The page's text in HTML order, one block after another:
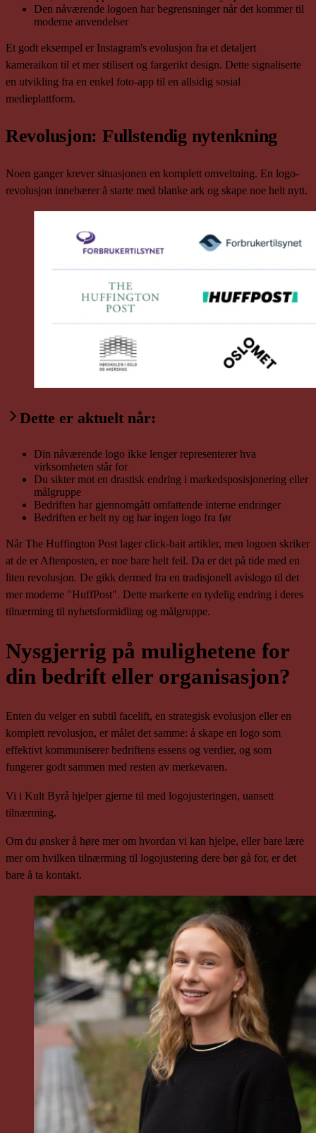
Den nåværende logoen har begrensninger når det kommer til
moderne anvendelser
Et godt eksempel er Instagram's evolusjon fra et detaljert
kameraikon til et mer stilisert og fargerikt design. Dette signaliserte
en utvikling fra en enkel foto-app til en allsidig sosial
medieplattform.
Revolusjon: Fullstendig nytenkning
Noen ganger krever situasjonen en komplett omveltning. En logo-
revolusjon innebærer å starte med blanke ark og skape noe helt nytt.
Dette er aktuelt når:
Din nåværende logo ikke lenger representerer hva
virksomheten står for
Du sikter mot en drastisk endring i markedsposisjonering eller
målgruppe
Bedriften har gjennomgått omfattende interne endringer
Bedriften er helt ny og har ingen logo fra før
Når The Huffington Post lager click-bait artikler, men logoen skriker
at de er Aftenposten, er noe bare helt feil. Da er det på tide med en
liten revolusjon. De gikk dermed fra en tradisjonell avislogo til det
mer moderne "HuffPost". Dette markerte en tydelig endring i deres
tilnærming til nyhetsformidling og målgruppe.
Nysgjerrig på mulighetene for
din bedrift eller organisasjon?
Enten du velger en subtil facelift, en strategisk evolusjon eller en
komplett revolusjon, er målet det samme: å skape en logo som
effektivt kommuniserer bedriftens essens og verdier, og som
fungerer godt sammen med resten av merkevaren.
Vi i Kult Byrå hjelper gjerne til med logojusteringen, uansett
tilnærming.
Om du ønsker å høre mer om hvordan vi kan hjelpe, eller bare lære
mer om hvilken tilnærming til logojustering dere bør gå for, er det
bare å ta kontakt.